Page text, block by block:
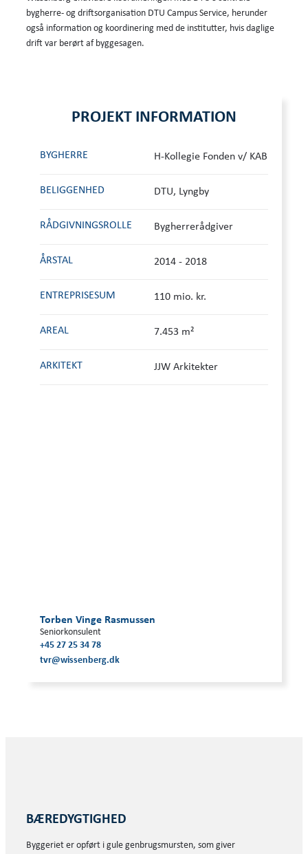
bygherre- og driftsorganisation DTU Campus Service, herunder
også information og koordinering med de institutter, hvis daglige
drift var berørt af byggesagen.
PROJEKT INFORMATION
BYGHERRE H-Kollegie Fonden v/ KAB
BELIGGENHED DTU, Lyngby
RÅDGIVNINGS­ROLLE Bygherrerådgiver
ÅRSTAL 2014 - 2018
ENTREPRISESUM 110 mio. kr.
AREAL 7.453 m²
ARKITEKT JJW Arkitekter
Torben Vinge Rasmussen
Seniorkonsulent
+45 27 25 34 78
tvr@wissenberg.dk
BÆREDYGTIGHED
Byggeriet er opført i gule genbrugsmursten, som giver